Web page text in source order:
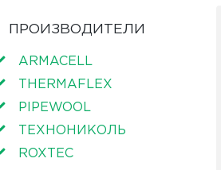
ПРОИЗВОДИТЕЛИ
ARMACELL
THERMAFLEX
PIPEWOOL
ТЕХНОНИКОЛЬ
ROXTEC